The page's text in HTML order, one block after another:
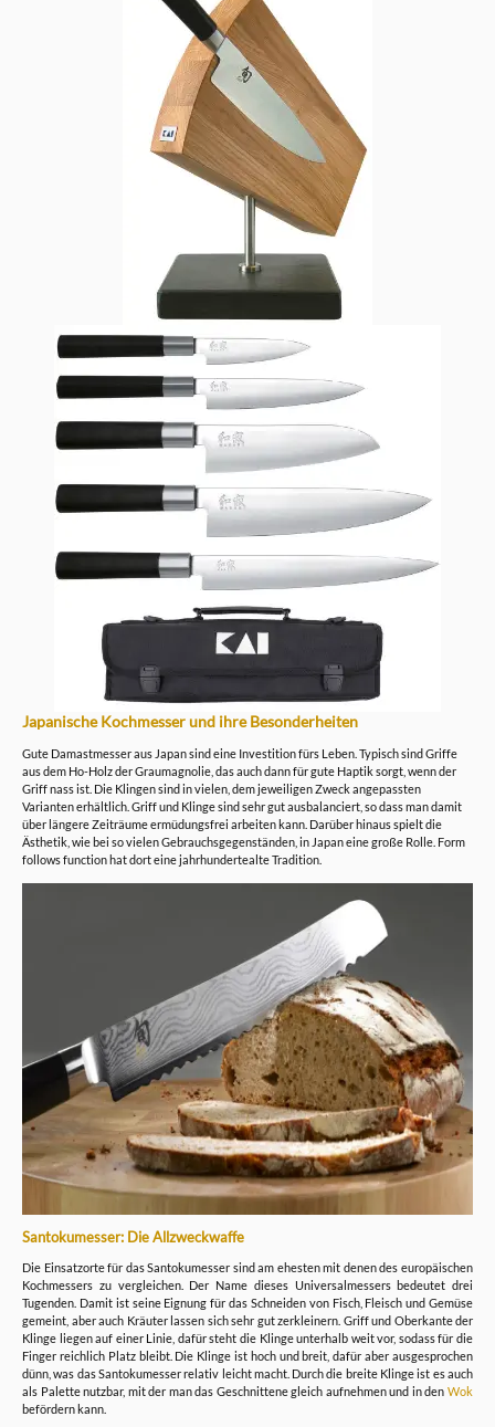
Japanische Kochmesser und ihre Besonderheiten
Gute Damastmesser aus Japan sind eine Investition fürs Leben. Typisch sind Griffe
aus dem Ho-Holz der Graumagnolie, das auch dann für gute Haptik sorgt, wenn der
Griff nass ist. Die Klingen sind in vielen, dem jeweiligen Zweck angepassten
Varianten erhältlich. Griff und Klinge sind sehr gut ausbalanciert, so dass man damit
über längere Zeiträume ermüdungsfrei arbeiten kann. Darüber hinaus spielt die
Ästhetik, wie bei so vielen Gebrauchsgegenständen, in Japan eine große Rolle. Form
follows function hat dort eine jahrhundertealte Tradition.
Santokumesser: Die Allzweckwaffe
Die Einsatzorte für das Santokumesser sind am ehesten mit denen des europäischen
Kochmessers zu vergleichen. Der Name dieses Universalmessers bedeutet drei
Tugenden. Damit ist seine Eignung für das Schneiden von Fisch, Fleisch und Gemüse
gemeint, aber auch Kräuter lassen sich sehr gut zerkleinern. Griff und Oberkante der
Klinge liegen auf einer Linie, dafür steht die Klinge unterhalb weit vor, sodass für die
Finger reichlich Platz bleibt. Die Klinge ist hoch und breit, dafür aber ausgesprochen
dünn, was das Santokumesser relativ leicht macht. Durch die breite Klinge ist es auch
als Palette nutzbar, mit der man das Geschnittene gleich aufnehmen und in den Wok
befördern kann.